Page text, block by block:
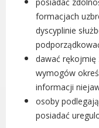
RADA
Portal
Radni
Sesja
formacjach
dyscyplinie
dawać
wymogów
informacji
osoby
posiadać